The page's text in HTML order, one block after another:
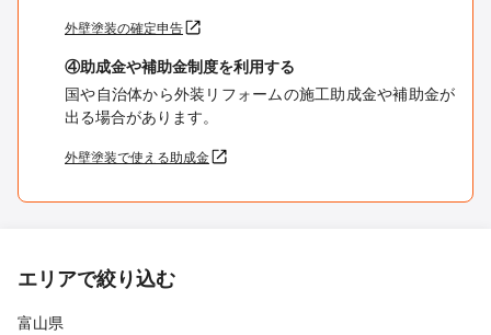
外壁塗装の確定申告
④助成金や補助金制度を利用する
国や自治体から外装リフォームの施工助成金や補助金が
出る場合があります。
外壁塗装で使える助成金
エリアで絞り込む
富山県